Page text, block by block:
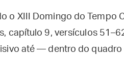
o XIII Domingo do Tempo
capítulo 9, versículos
até — dentro do quadro